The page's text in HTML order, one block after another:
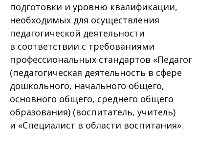
подготовки и уровню квалификации,
необходимых для осуществления
педагогической деятельности
в соответствии с требованиями
профессиональных стандартов «Педагог
(педагогическая деятельность в сфере
дошкольного, начального общего,
основного общего, среднего общего
образования) (воспитатель, учитель)
и «Специалист в области воспитания».